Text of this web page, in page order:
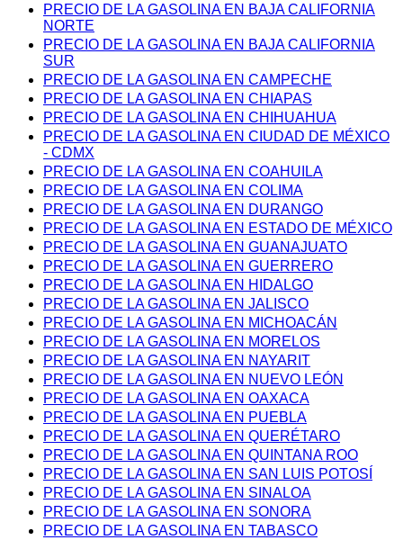
PRECIO DE LA GASOLINA EN BAJA CALIFORNIA
NORTE
PRECIO DE LA GASOLINA EN BAJA CALIFORNIA
SUR
PRECIO DE LA GASOLINA EN CAMPECHE
PRECIO DE LA GASOLINA EN CHIAPAS
PRECIO DE LA GASOLINA EN CHIHUAHUA
PRECIO DE LA GASOLINA EN CIUDAD DE MÉXICO
- CDMX
PRECIO DE LA GASOLINA EN COAHUILA
PRECIO DE LA GASOLINA EN COLIMA
PRECIO DE LA GASOLINA EN DURANGO
PRECIO DE LA GASOLINA EN ESTADO DE MÉXICO
PRECIO DE LA GASOLINA EN GUANAJUATO
PRECIO DE LA GASOLINA EN GUERRERO
PRECIO DE LA GASOLINA EN HIDALGO
PRECIO DE LA GASOLINA EN JALISCO
PRECIO DE LA GASOLINA EN MICHOACÁN
PRECIO DE LA GASOLINA EN MORELOS
PRECIO DE LA GASOLINA EN NAYARIT
PRECIO DE LA GASOLINA EN NUEVO LEÓN
PRECIO DE LA GASOLINA EN OAXACA
PRECIO DE LA GASOLINA EN PUEBLA
PRECIO DE LA GASOLINA EN QUERÉTARO
PRECIO DE LA GASOLINA EN QUINTANA ROO
PRECIO DE LA GASOLINA EN SAN LUIS POTOSÍ
PRECIO DE LA GASOLINA EN SINALOA
PRECIO DE LA GASOLINA EN SONORA
PRECIO DE LA GASOLINA EN TABASCO